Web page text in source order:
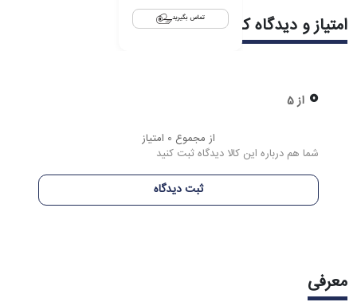
تماس بگیرید امتیاز و دیدگاه کاربران
0 از 5
از مجموع 0 امتیاز
شما هم درباره این کالا دیدگاه ثبت کنید
ثبت دیدگاه
معرفی